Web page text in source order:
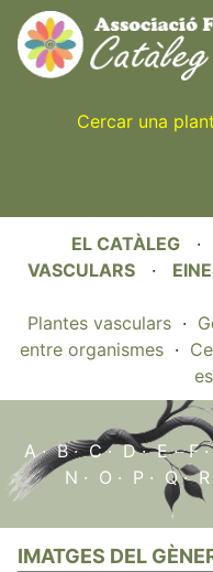
Cercar una
EL CATÀLEG ·
VASCULARS ·
Plantes vasculars ·
entre organismes ·
A·B·C·D·E·F
N · O · P · Q·R
IMATGES DEL